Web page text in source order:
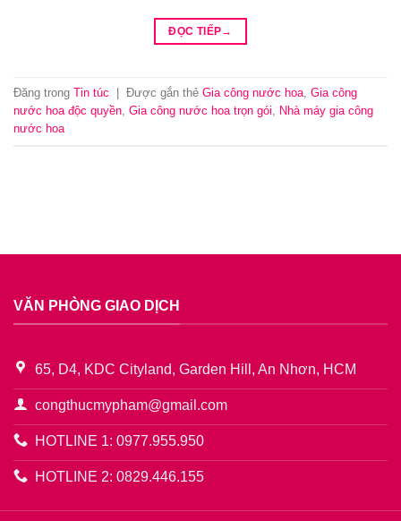
ĐỌC TIẾP→
Đăng trong Tin túc Được gắn thẻ Gia công nước hoa Gia công
nước hoa độc quyền Gia công nước hoa trọn gói
Nhà máy gia công
nước hoa
VĂN PHÒNG GIAO DỊCH
65, D4, KDC Cityland, Garden Hill, An Nhơn, HCM
congthucmypham@gmail.com
HOTLINE 1: 0977.955.950
HOTLINE 2: 0829.446.155